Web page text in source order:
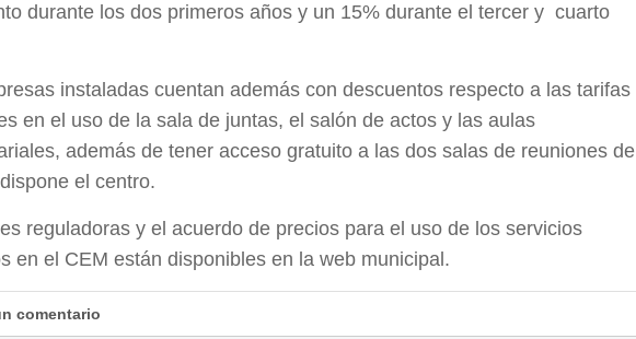
durante los dos primeros años y un 15% durante el tercer y cuarto
instaladas cuentan además con descuentos respecto a las tarifas
en el uso de la sala de juntas, el salón de actos y las aulas
además de tener acceso gratuito a las dos salas de reuniones de
el centro.
reguladoras y el acuerdo de precios para el uso de los servicios
en el CEM están disponibles en la web municipal.
comentario